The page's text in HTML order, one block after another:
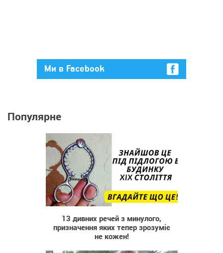
Ми в Facebook
Популярне
801
13 дивних речей з минулого,
призначення яких тепер зрозуміє
не кожен!